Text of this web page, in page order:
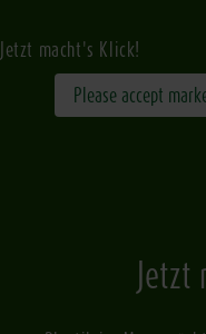
Jetzt macht's Klick!
Please accept
Jetzt